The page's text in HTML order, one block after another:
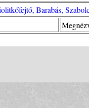
Barabás,